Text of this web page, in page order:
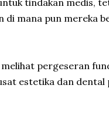
tindakan medis,
mana pun mereka
pergeseran
estetika dan dental